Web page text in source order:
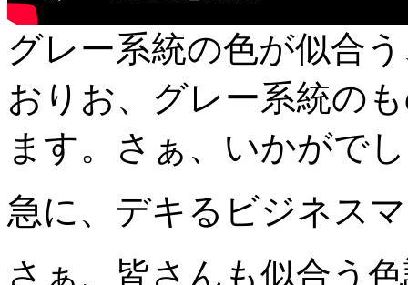
グレー系統の色が似合
おりお、グレー系統の
ます。さぁ、いかがで
急に、デキるビジネス
さぁ、皆さんも似合う